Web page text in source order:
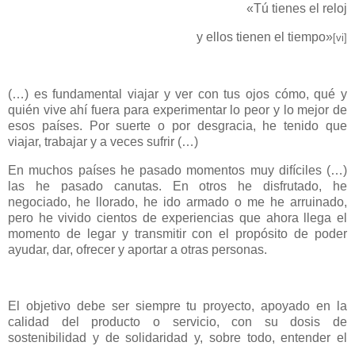
«Tú tienes el reloj
y ellos tienen el tiempo»[vi]
(…) es fundamental viajar y ver con tus ojos cómo, qué y
quién vive ahí fuera para experimentar lo peor y lo mejor de
esos países. Por suerte o por desgracia, he tenido que
viajar, trabajar y a veces sufrir (…)
En muchos países he pasado momentos muy difíciles (…)
las he pasado canutas. En otros he disfrutado, he
negociado, he llorado, he ido armado o me he arruinado,
pero he vivido cientos de experiencias que ahora llega el
momento de legar y transmitir con el propósito de poder
ayudar, dar, ofrecer y aportar a otras personas.
El objetivo debe ser siempre tu proyecto, apoyado en la
calidad del producto o servicio, con su dosis de
sostenibilidad y de solidaridad y, sobre todo, entender el